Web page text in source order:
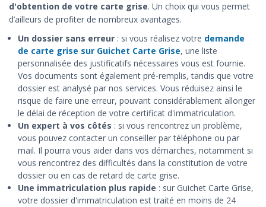
d'obtention de votre carte grise. Un choix qui vous permet
d’ailleurs de profiter de nombreux avantages.
Un dossier sans erreur : si vous réalisez votre demande
de carte grise sur Guichet Carte Grise, une liste
personnalisée des justificatifs nécessaires vous est fournie.
Vos documents sont également pré-remplis, tandis que votre
dossier est analysé par nos services. Vous réduisez ainsi le
risque de faire une erreur, pouvant considérablement allonger
le délai de réception de votre certificat d'immatriculation.
Un expert à vos côtés : si vous rencontrez un problème,
vous pouvez contacter un conseiller par téléphone ou par
mail. Il pourra vous aider dans vos démarches, notamment si
vous rencontrez des difficultés dans la constitution de votre
dossier ou en cas de retard de carte grise.
Une immatriculation plus rapide : sur Guichet Carte Grise,
votre dossier d'immatriculation est traité en moins de 24